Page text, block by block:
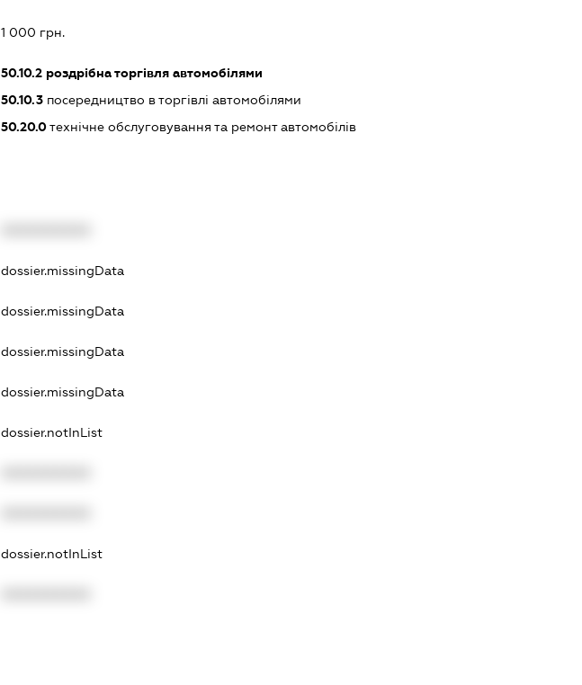
1 000 грн.
50.10.2роздрібна торгівля автомобілями
50.10.3посередництво в торгівлі автомобілями
50.20.0технічне обслуговування та ремонт автомобілів
dossier.missingData
dossier.missingData
dossier.missingData
dossier.missingData
dossier.notInList
dossier.notInList